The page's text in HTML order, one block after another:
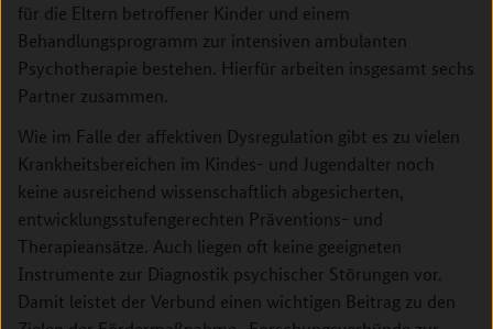
für die Eltern betroffener Kinder und einem
Behandlungsprogramm zur intensiven ambulanten
Psychotherapie bestehen. Hierfür arbeiten insgesamt sechs
Partner zusammen.
Wie im Falle der affektiven Dysregulation gibt es zu vielen
Krankheitsbereichen im Kindes- und Jugendalter noch
keine ausreichend wissenschaftlich abgesicherten,
entwicklungsstufengerechten Präventions- und
Therapieansätze. Auch liegen oft keine geeigneten
Instrumente zur Diagnostik psychischer Störungen vor.
Damit leistet der Verbund einen wichtigen Beitrag zu den